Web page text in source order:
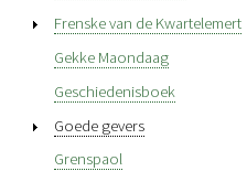
Frenske van de Kwartelemert
Gekke Maondaag
Geschiedenisboek
Goede gevers
Grenspaol